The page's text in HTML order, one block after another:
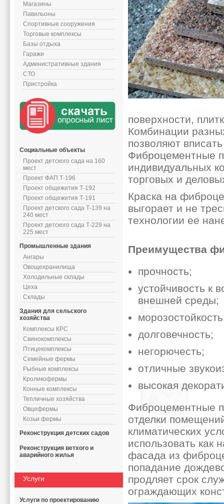
Магазины
Павильоны
Спортивные сооружения
Торговые комплексы
Базы отдыха
Гаражи
Административные здания
СТО
Пристройка
Социальные объекты
Проект детского сада на 160
мест
Проект ФАП Т-196
Проект общежития Т-192
Проект общежития Т-191
Проект детского сада Т-139 на
240 мест
Проект детского сада Т-229 на
225 мест
Промышленные здания
Ангары
Овощехранилища
Холодильные склады
Цеха
Склады
Здания для сельского
хозяйства
Комплексы КРС
Свинокомплексы
Птицекомплексы
Семейные фермы
Рыбные комплексы
Кроликофермы
Конные комплексы
Тепличные хозяйства
Овцефермы
Козьи фермы
Реконструкция детских садов
Реконструкция ветхого и
аварийного жилья
Услуги
Услуги по проектированию
поверхности,
Комбинации
позволяют
Фиброцементные
индивидуальных
торговых и
Краска на
выгорает и не
технологии ее
Преимущества
прочность;
устойчивость к
внешней среды;
долговечность;
негорючесть;
отличные
высокая
Фиброцементные
отделки
климатических
использовать как
фасада из
попадание
продляет срок
ограждающих